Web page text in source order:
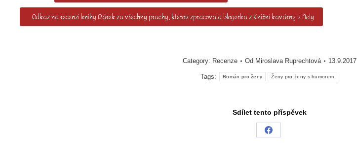
Odkaz na recenzi knihy Dárek za všechny prachy, kterou zpracovala blogerka z Knižní kavárny u Nely
Category: Recenze Od Miroslava Ruprechtová 13.9.2017
Tags: Román pro ženy Ženy pro ženy s humorem
Sdílet tento příspěvek
Share